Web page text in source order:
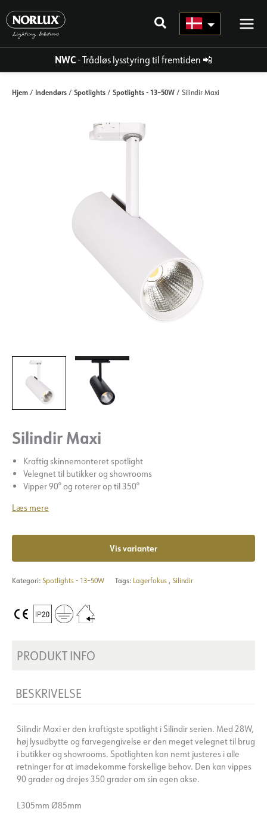
indhold
NWC- Trådløs lysstyring til fremtiden 📲
Hjem / Indendørs / Spotlights / Spotlights - 13–50W / Silindir Maxi
Silindir Maxi
Kraftig skinnemonteret spotlight
Velegnet til butikker og showrooms
Vipper 90° og roterer op til 350°
Læs mere
Vis varianter
Kategori: Spotlights - 13–50W Tags: Lagerfokus , Silindir
PRODUKT INFO
BESKRIVELSE
Silindir Maxi er den kraftigste spotlight i Silindir serien. Med 28W,
høj lysudbytte og farvegengivelse er den meget velegnet til brug
i butikker og showrooms. Spotlighten kan nemt justeres i alle
retninger for at imødekomme forskellige behov. Den kan vippes
90 grader og drejes 350 grader om sin egen akse.
L305mm Ø85mm